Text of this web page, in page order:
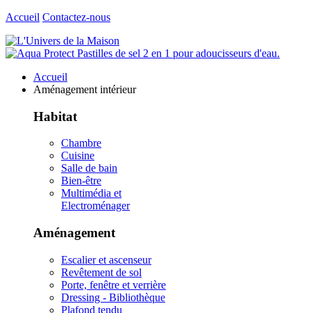
Accueil Contactez-nous
Accueil
Aménagement intérieur
Habitat
Chambre
Cuisine
Salle de bain
Bien-être
Multimédia et
Electroménager
Aménagement
Escalier et ascenseur
Revêtement de sol
Porte, fenêtre et verrière
Dressing - Bibliothèque
Plafond tendu